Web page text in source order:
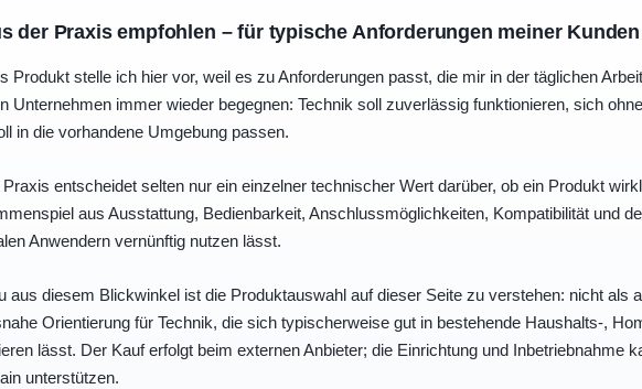
der Praxis empfohlen – für typische Anforderungen meiner Kunden
Produkt stelle ich hier vor, weil es zu Anforderungen passt, die mir in der täglichen
Unternehmen immer wieder begegnen: Technik soll zuverlässig funktionieren, sich
in die vorhandene Umgebung passen.
Praxis entscheidet selten nur ein einzelner technischer Wert darüber, ob ein Produkt
aus Ausstattung, Bedienbarkeit, Anschlussmöglichkeiten, Kompatibilität und
Anwendern vernünftig nutzen lässt.
aus diesem Blickwinkel ist die Produktauswahl auf dieser Seite zu verstehen: nicht als
Orientierung für Technik, die sich typischerweise gut in bestehende Haushalts-,
lässt. Der Kauf erfolgt beim externen Anbieter; die Einrichtung und Inbetriebnahme
unterstützen.